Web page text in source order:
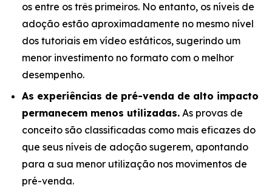
os entre os três primeiros. No entanto, os níveis de
adoção estão aproximadamente no mesmo nível
dos tutoriais em vídeo estáticos, sugerindo um
menor investimento no formato com o melhor
desempenho.
As experiências de pré-venda de alto impacto
permanecem menos utilizadas. As provas de
conceito são classificadas como mais eficazes do
que seus níveis de adoção sugerem, apontando
para a sua menor utilização nos movimentos de
pré-venda.